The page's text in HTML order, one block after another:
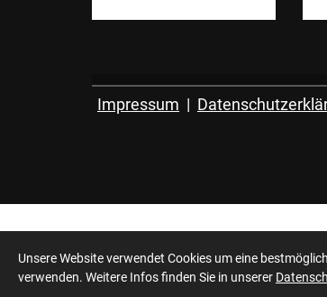
Impressum |
© 2026 - SV Westfalen Dortmund
Unsere Website verwendet Cookies um eine
verwenden. Weitere Infos finden Sie in unserer